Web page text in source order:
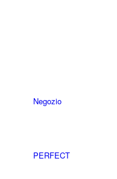
Negozio
PERFECT